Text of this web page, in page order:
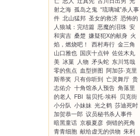
射之海 孤岛之鬼 “琉璃城”杀人事
件 北山猛邦 圣女的救济 恐怖的
人狼城：完结篇 恶魔的泪珠 安
和寅吉 桑楚 嫌疑犯X的献身 火
焰，燃烧吧！
西村寿行 金三角
山口雅也 国庆十点钟 佐佐木丸
美 冰菓 人物 矛头蛇 东川笃哉
零的焦点 血型拼图
阿加莎·克里
斯蒂奖 只有你听到 亡灵舞厅 贵
志佑介 十角馆杀人预告 角落里
的老人
FBI 翁贝托·埃科 贝克街
小分队 小妹妹 光之鹤 莎迪死时
加贺恭一郎 议员秘书杀人事件
暗黑童话 京极夏彦 倒错的死角
青青细胞 献给虚无的供物 朱利